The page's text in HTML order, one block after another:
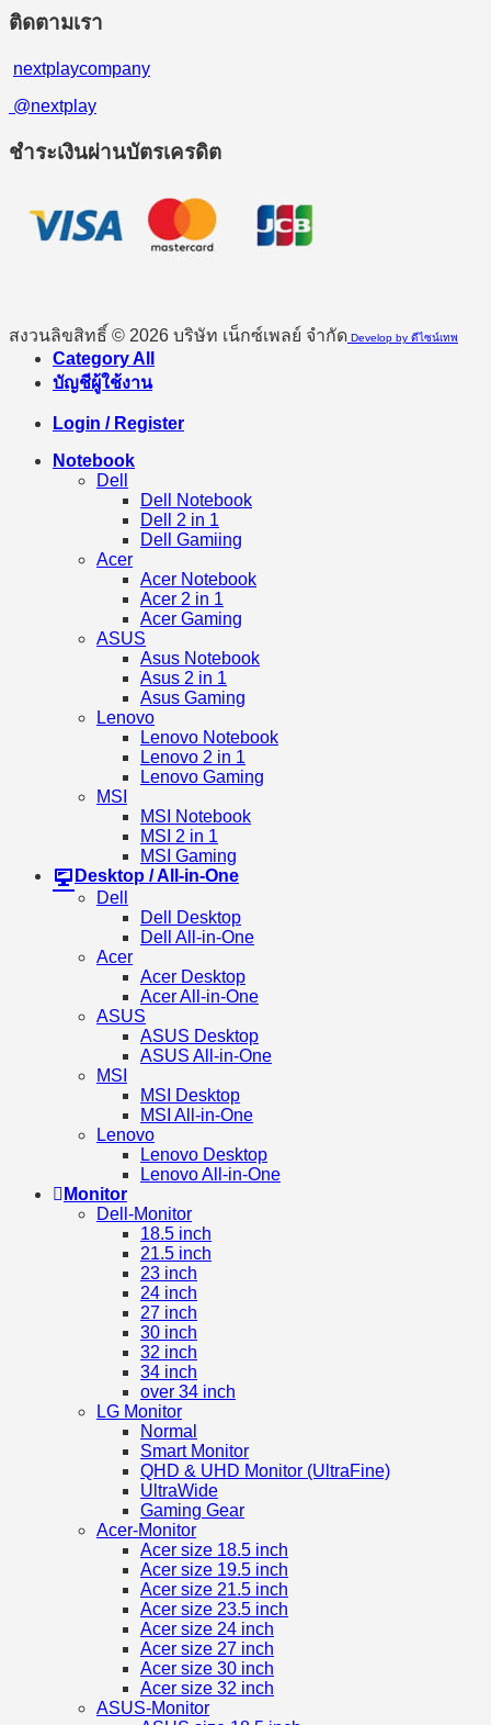
ติดตามเรา
nextplaycompany
@nextplay
ชำระเงินผ่านบัตรเครดิต
สงวนลิขสิทธิ์ © 2026 บริษัท เน็กซ์เพลย์ จำกัด Develop by ดีไซน์เทพ
Category All
บัญชีผู้ใช้งาน
Login / Register
Notebook
Dell
Dell Notebook
Dell 2 in 1
Dell Gamiing
Acer
Acer Notebook
Acer 2 in 1
Acer Gaming
ASUS
Asus Notebook
Asus 2 in 1
Asus Gaming
Lenovo
Lenovo Notebook
Lenovo 2 in 1
Lenovo Gaming
MSI
MSI Notebook
MSI 2 in 1
MSI Gaming
Desktop / All-in-One
Dell
Dell Desktop
Dell All-in-One
Acer
Acer Desktop
Acer All-in-One
ASUS
ASUS Desktop
ASUS All-in-One
MSI
MSI Desktop
MSI All-in-One
Lenovo
Lenovo Desktop
Lenovo All-in-One
Monitor
Dell-Monitor
18.5 inch
21.5 inch
23 inch
24 inch
27 inch
30 inch
32 inch
34 inch
over 34 inch
LG Monitor
Normal
Smart Monitor
QHD & UHD Monitor (UltraFine)
UltraWide
Gaming Gear
Acer-Monitor
Acer size 18.5 inch
Acer size 19.5 inch
Acer size 21.5 inch
Acer size 23.5 inch
Acer size 24 inch
Acer size 27 inch
Acer size 30 inch
Acer size 32 inch
ASUS-Monitor